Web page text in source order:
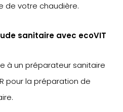
de votre chaudière.
sanitaire avec ecoVIT
à un préparateur sanitaire
pour la préparation de